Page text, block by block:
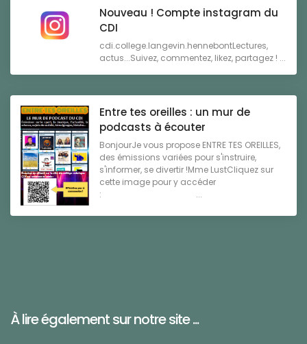
Nouveau ! Compte instagram du
CDI
cdi.college.langevin.hennebontLectures,
actus...Suivez, commentez, likez, partagez ! ...
Entre tes oreilles : un mur de
podcasts à écouter
BonjourJe vous propose ENTRE TES OREILLES,
des émissions variées pour s'instruire,
s'informer, se divertir !Mme LustCliquez sur
cette image pour y accéder
: ...
À lire également sur notre site ...